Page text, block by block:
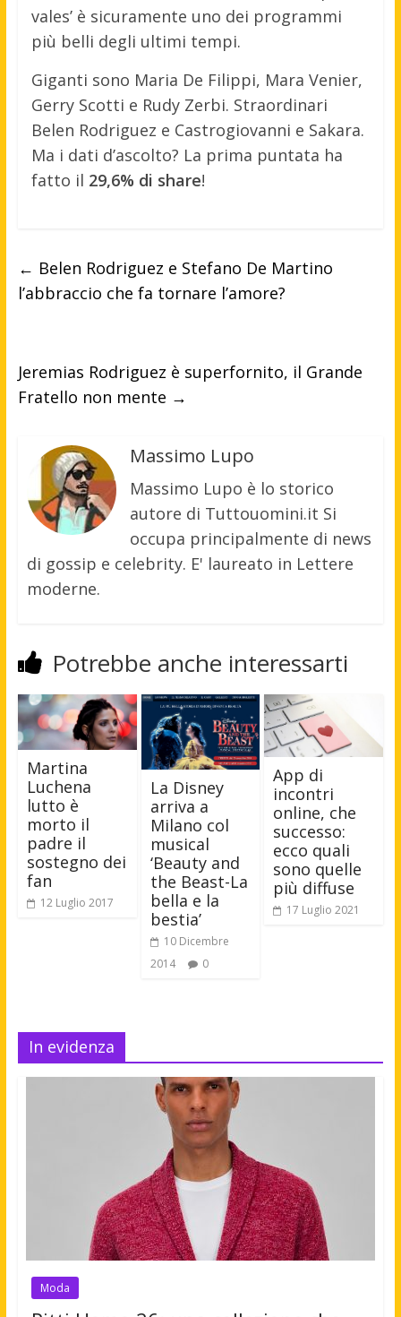
vales’ è sicuramente uno dei programmi
più belli degli ultimi tempi.
Giganti sono Maria De Filippi, Mara Venier,
Gerry Scotti e Rudy Zerbi. Straordinari
Belen Rodriguez e Castrogiovanni e Sakara.
Ma i dati d’ascolto? La prima puntata ha
fatto il 29,6% di share!
← Belen Rodriguez e Stefano De Martino
l’abbraccio che fa tornare l’amore?
Jeremias Rodriguez è superfornito, il Grande
Fratello non mente →
Massimo Lupo
Massimo Lupo è lo storico
autore di Tuttouomini.it Si
occupa principalmente di news
di gossip e celebrity. E' laureato in Lettere
moderne.
Potrebbe anche interessarti
Martina
Luchena
lutto è
morto il
padre il
sostegno dei
fan
12 Luglio 2017
La Disney
arriva a
Milano col
musical
‘Beauty and
the Beast-La
bella e la
bestia’
10 Dicembre
2014
0
App di
incontri
online, che
successo:
ecco quali
sono quelle
più diffuse
17 Luglio 2021
In evidenza
Moda